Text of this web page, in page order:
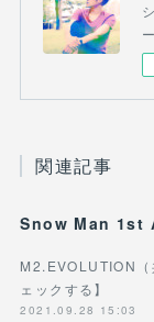
関連記事
M2.EVOLUTION
ェックする】
2021.09.28 15:03